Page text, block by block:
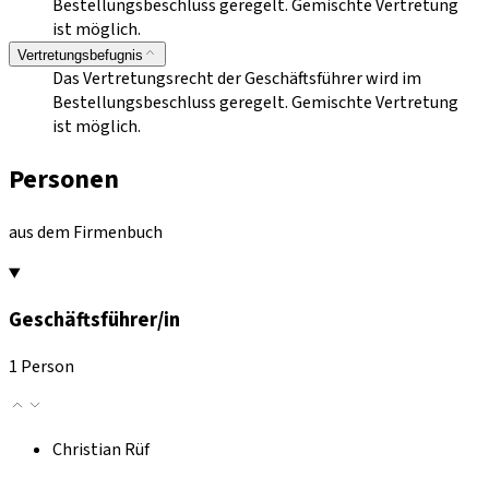
Bestellungsbeschluss geregelt. Gemischte Vertretung
ist möglich.
Vertretungsbefugnis
Das Vertretungsrecht der Geschäftsführer wird im
Bestellungsbeschluss geregelt. Gemischte Vertretung
ist möglich.
Personen
aus dem Firmenbuch
Geschäftsführer/in
1 Person
Christian Rüf